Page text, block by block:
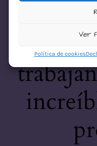
Ver
Política de cookies